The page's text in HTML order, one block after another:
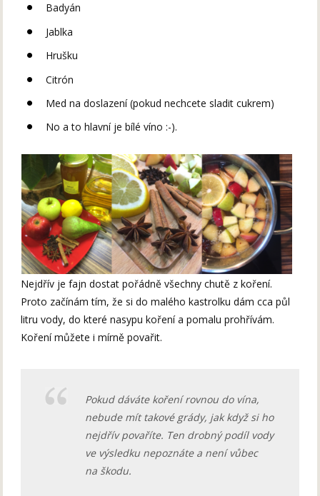
Badyán
Jablka
Hrušku
Citrón
Med na doslazení (pokud nechcete sladit cukrem)
No a to hlavní je bílé víno :-).
Nejdřív je fajn dostat pořádně všechny chutě z koření.
Proto začínám tím, že si do malého kastrolku dám cca půl
litru vody, do které nasypu koření a pomalu prohřívám.
Koření můžete i mírně povařit.
Pokud dáváte koření rovnou do vína,
nebude mít takové grády, jak když si ho
nejdřív povaříte. Ten drobný podíl vody
ve výsledku nepoznáte a není vůbec
na škodu.